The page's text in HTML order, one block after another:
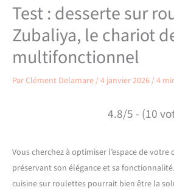
Test : desserte sur
Zubaliya, le chariot
multifonctionnel
ParClément Delamare/4 janvier 2026/4
4.8/5 - (10
Vous cherchez à optimiser l’espace de votre
préservant son élégance et sa
cuisine sur roulettes pourrait bien être la